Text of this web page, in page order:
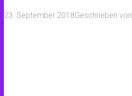
23. September 2018Geschrieben von